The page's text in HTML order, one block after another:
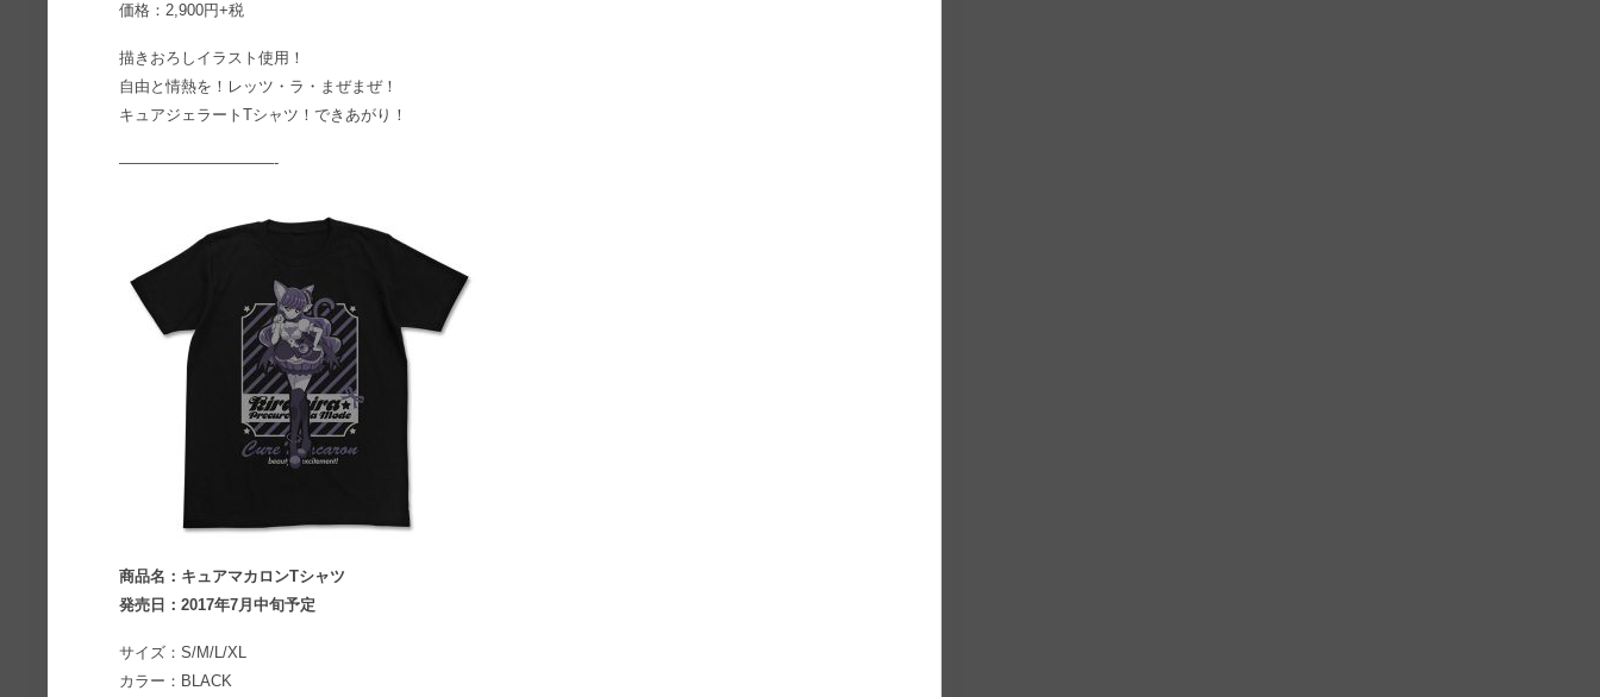
価格：2,900円+税
描きおろしイラスト使用！
自由と情熱を！レッツ・ラ・まぜまぜ！
キュアジェラートTシャツ！できあがり！
——————————-
商品名：キュアマカロンTシャツ
発売日：2017年7月中旬予定
サイズ：S/M/L/XL
カラー：BLACK